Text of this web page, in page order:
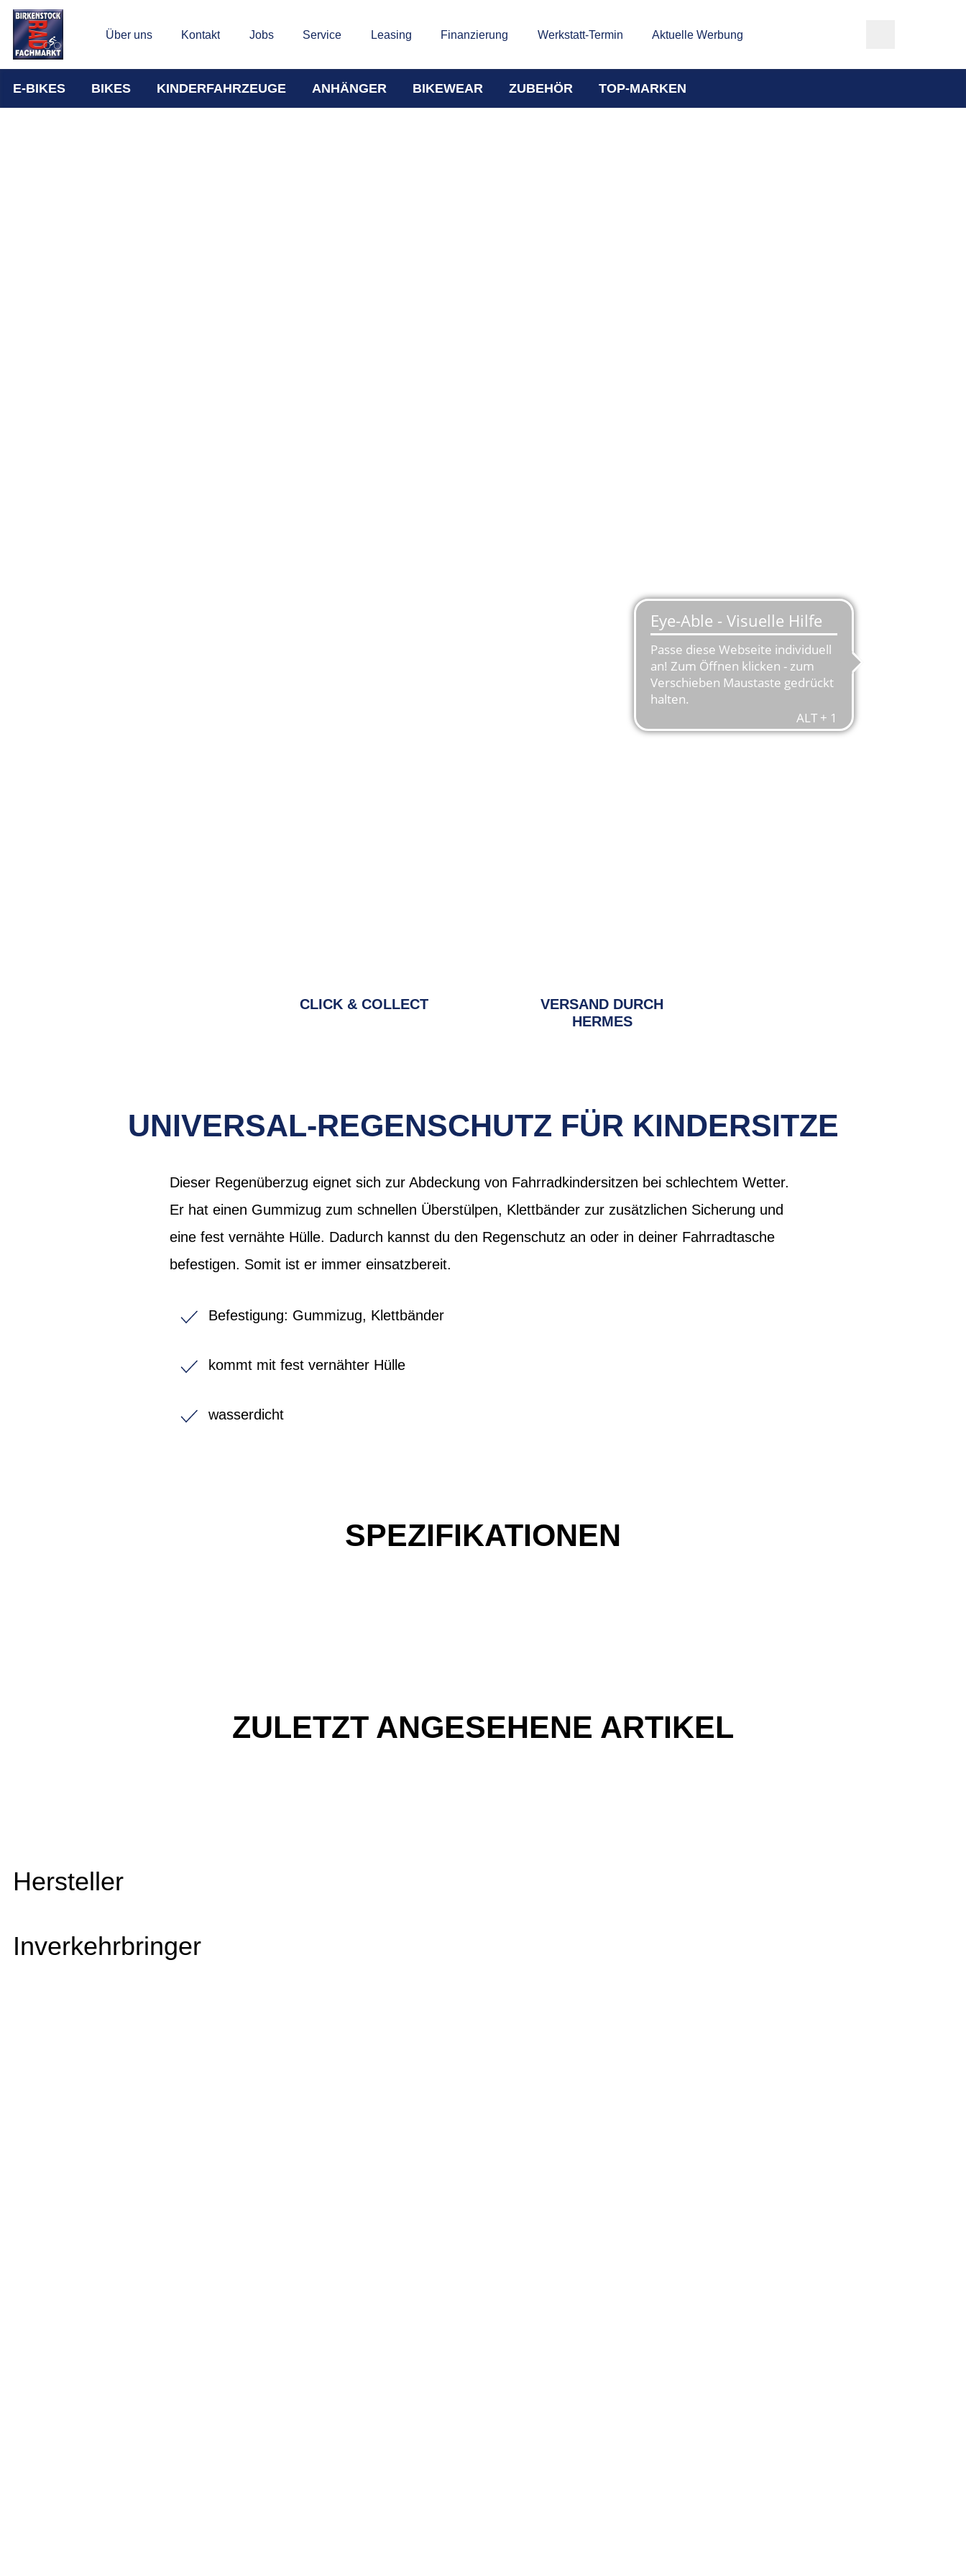
Über uns Kontakt Jobs Service Leasing Finanzierung Werkstatt-Termin Aktuelle Werbung
E-BIKES BIKES KINDERFAHRZEUGE ANHÄNGER BIKEWEAR ZUBEHÖR TOP-MARKEN
CLICK & COLLECT
VERSAND DURCH
HERMES
UNIVERSAL-REGENSCHUTZ FÜR KINDERSITZE
Dieser Regenüberzug eignet sich zur Abdeckung von Fahrradkindersitzen bei schlechtem Wetter.
Er hat einen Gummizug zum schnellen Überstülpen, Klettbänder zur zusätzlichen Sicherung und
eine fest vernähte Hülle. Dadurch kannst du den Regenschutz an oder in deiner Fahrradtasche
befestigen. Somit ist er immer einsatzbereit.
Befestigung: Gummizug, Klettbänder
kommt mit fest vernähter Hülle
wasserdicht
SPEZIFIKATIONEN
ZULETZT ANGESEHENE ARTIKEL
Hersteller
Inverkehrbringer